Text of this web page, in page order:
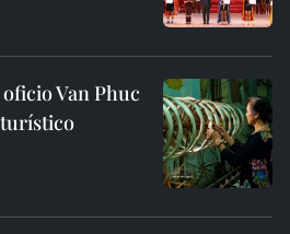
Van Phuc